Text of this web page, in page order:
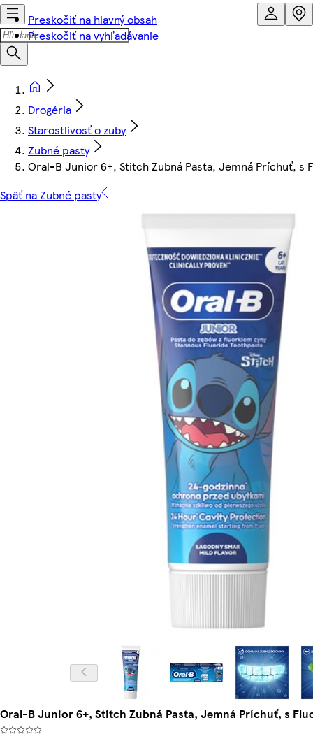
Preskočiť na hlavný obsah
Preskočiť na vyhľadávanie
Drogéria
Starostlivosť o zuby
Zubné pasty
Oral-B Junior 6+, Stitch Zubná Pasta, Jemná Príchuť, s
Späť na Zubné pasty
Oral-B Junior 6+, Stitch Zubná Pasta, Jemná Príchuť, s